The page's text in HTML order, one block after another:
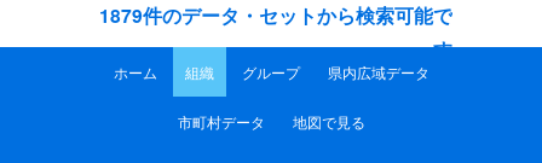
1879件のデータ・セットから検索可能で
す
ホーム 組織 グループ 県内広域データ
市町村データ 地図で見る